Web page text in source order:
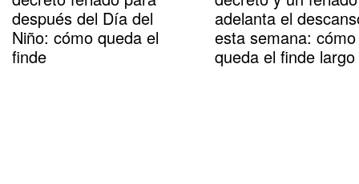
después del Día del
Niño: cómo queda el
finde
adelanta el
esta semana: cómo
queda el finde largo